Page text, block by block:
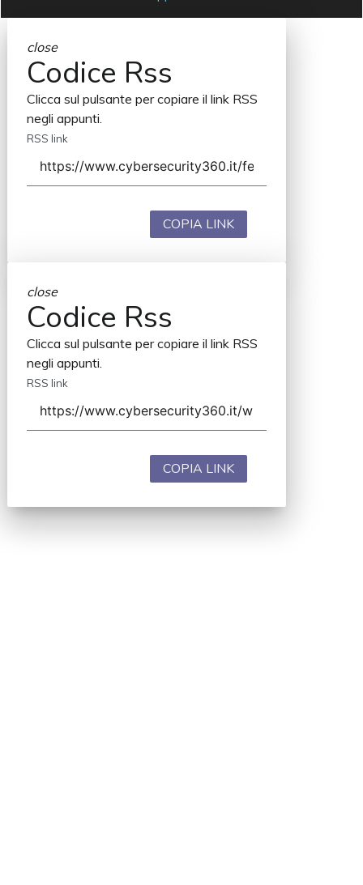
close
Codice Rss
Clicca sul pulsante per copiare il link RSS
negli appunti.
RSS link
COPIA LINK
close
Codice Rss
Clicca sul pulsante per copiare il link RSS
negli appunti.
RSS link
COPIA LINK